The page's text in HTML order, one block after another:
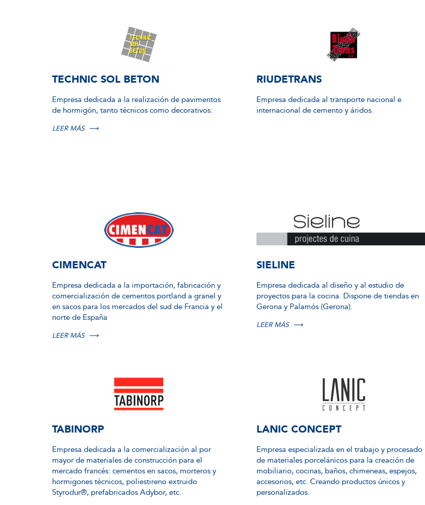
TECHNIC SOL BETON
Empresa dedicada a la realización de pavimentos
de hormigón, tanto técnicos como decorativos.
LEER MÁS ⟶
RIUDETRANS
Empresa dedicada al transporte nacional e
internacional de cemento y áridos.
CIMENCAT
Empresa dedicada a la importación, fabricación y
comercialización de cementos portland a granel y
en sacos para los mercados del sud de Francia y el
norte de España
LEER MÁS ⟶
SIELINE
Empresa dedicada al diseño y al estudio de
proyectos para la cocina. Dispone de tiendas en
Gerona y Palamós (Gerona).
LEER MÁS ⟶
TABINORP
Empresa dedicada a la comercialización al por
mayor de materiales de construcción para el
mercado francés: cementos en sacos, morteros y
hormigones técnicos, poliestireno extruido
Styrodur®, prefabricados Adybor, etc.
LANIC CONCEPT
Empresa especializada en el trabajo y procesado
de materiales porcelánicos para la creación de
mobiliario, cocinas, baños, chimeneas, espejos,
accesorios, etc. Creando productos únicos y
personalizados.